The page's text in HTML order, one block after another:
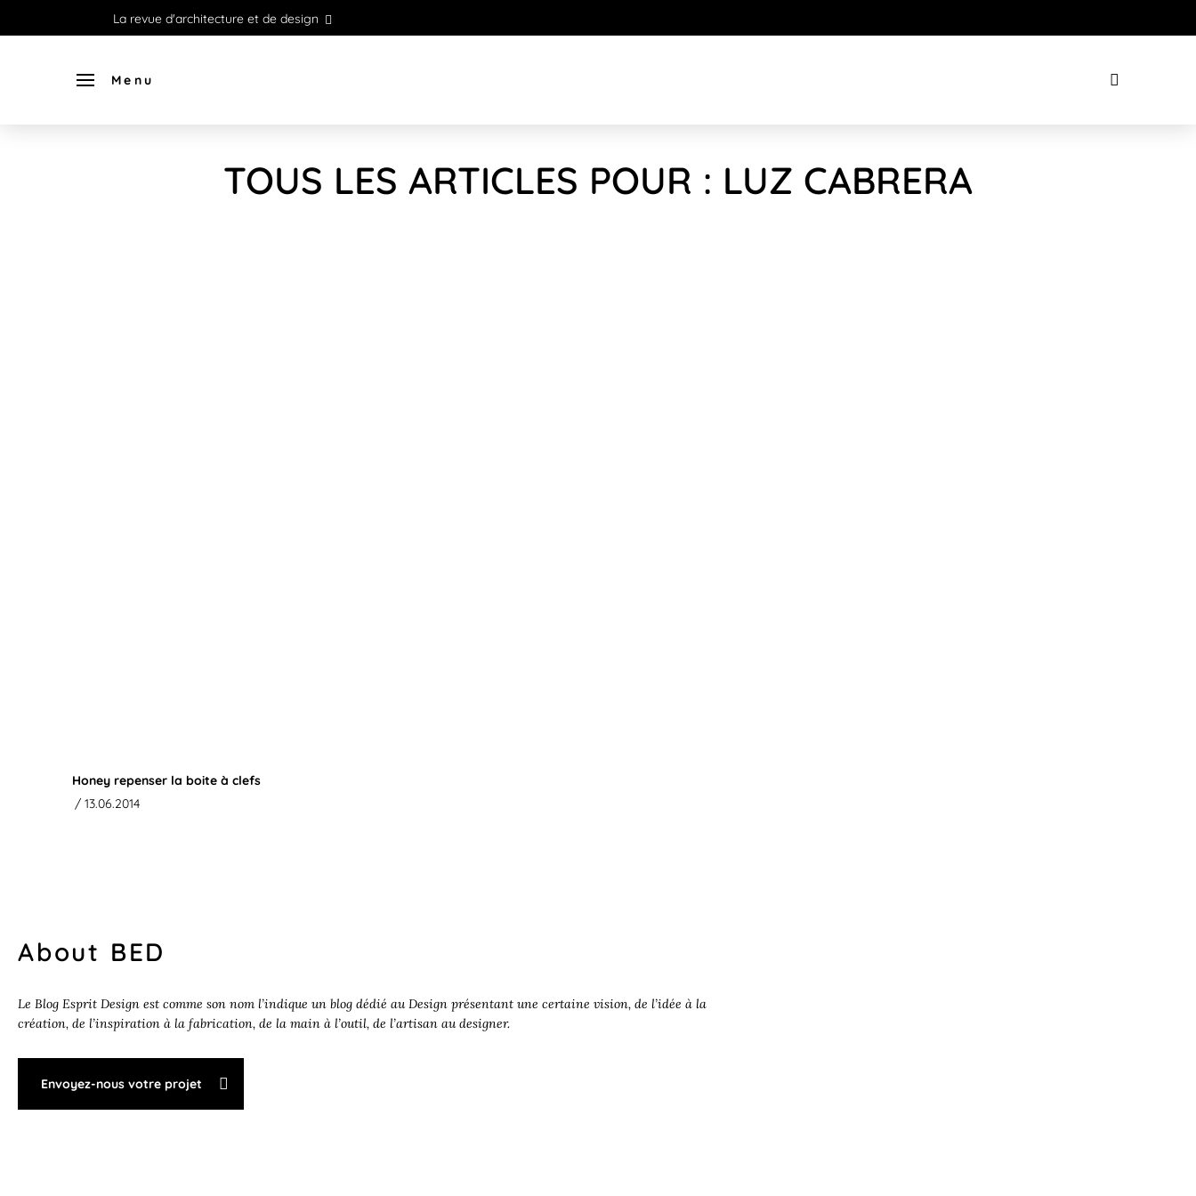
La revue d'architecture et de design
Menu
TOUS LES ARTICLES POUR : LUZ CABRERA
Honey repenser la boite à clefs
/ 13.06.2014
About BED
Le Blog Esprit Design est comme son nom l’indique un blog dédié au Design présentant une certaine vision, de l’idée à la
création, de l’inspiration à la fabrication, de la main à l’outil, de l’artisan au designer.
Envoyez-nous votre projet